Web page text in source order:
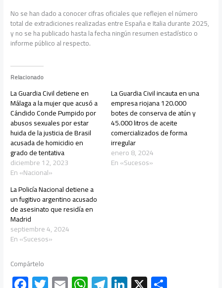
No se han dado a conocer cifras oficiales que reflejen el número
total de extradiciones realizadas entre España e Italia durante 2025,
y no se ha publicado hasta la fecha ningún resumen estadístico o
informe público al respecto.
Relacionado
La Guardia Civil detiene en
Málaga a la mujer que acusó a
Cándido Conde Pumpido por
abusos sexuales por estar
huida de la justicia de Brasil
acusada de homicidio en
grado de tentativa
diciembre 12, 2023
En «Nacional»
La Guardia Civil incauta en una
empresa riojana 120.000
botes de conserva de atún y
45.000 litros de aceite
comercializados de forma
irregular
enero 8, 2024
En «Sucesos»
La Policía Nacional detiene a
un fugitivo argentino acusado
de asesinato que residía en
Madrid
septiembre 4, 2024
En «Sucesos»
Compártelo